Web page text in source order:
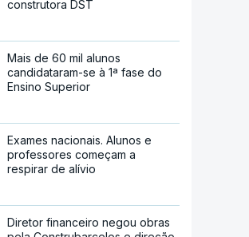
construtora DST
Mais de 60 mil alunos
candidataram-se à 1ª fase do
Ensino Superior
Exames nacionais. Alunos e
professores começam a
respirar de alívio
Diretor financeiro negou obras